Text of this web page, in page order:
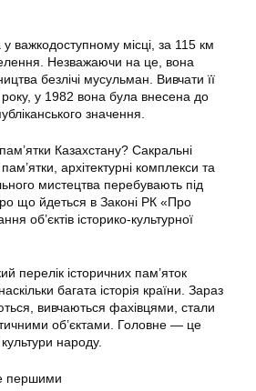
важкодоступному місці, за 115 км
Незважаючи на це, вона
безлічі мусульман. Вивчати її
року, у 1982 вона була внесена до
значення.
Казахстану? Сакральні
пам’ятки, архітектурні комплекси та
мистецтва перебувають під
що йдеться в Законі РК «Про
об’єктів історико-культурної
перелік історичних пам’яток
багата історія країни. Зараз
вивчаються фахівцями, стали
об’єктами. Головне — це
народу.
першими